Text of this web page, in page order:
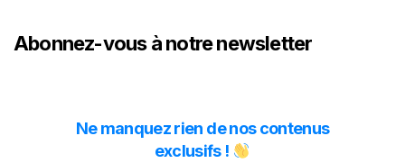
Abonnez-vous à notre newsletter
Ne manquez rien de nos contenus
exclusifs !